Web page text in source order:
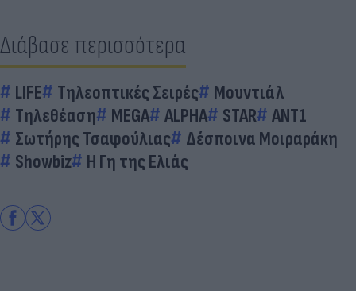
Διάβασε περισσότερα
LIFE Τηλεοπτικές Σειρές
Μουντιάλ
Τηλεθέαση
MEGA ALPHA STAR
ΑΝΤ1
Σωτήρης Τσαφούλιας
Δέσποινα Μοιραράκη
Showbiz
Η Γη της Ελιάς